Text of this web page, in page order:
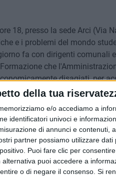
della tua
e/o accediamo a
identificatori univoci e
di annunci e contenuti,
partner possiamo utilizzare
Puoi fare clic per
puoi accedere a
o di negare il consenso. Si
18, presso la sede Arci (Via
e i problemi del mondo
fa con dirigenti comunali
che
disagiati, per
Un progetto concreto
recentemente introdotta a